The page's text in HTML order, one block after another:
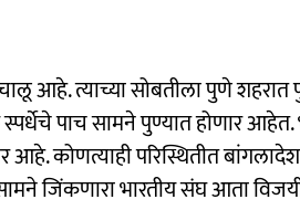
आहे. त्याच्या सोबतीला पुणे शहरात
पाच सामने पुण्यात होणार आहेत.
आहे. कोणत्याही परिस्थितीत
जिंकणारा भारतीय संघ आता